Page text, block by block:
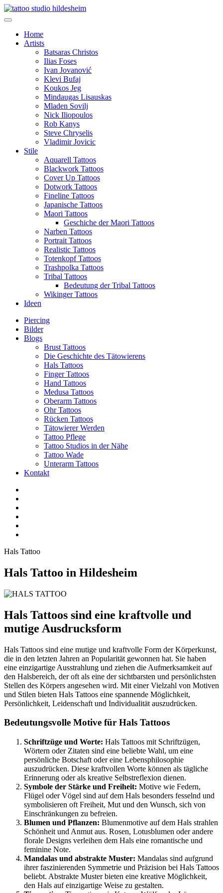
Home
Artists
Batsaras Christos
Ilias Foses
Ivan Jovanović
Klevi Bufaj
Koukos Jeg
Mindaugas Lisauskas
Mladen Sovilj
Nick Iliopoulos
Rob Kanys
Steve Chryselis
Vladimir Jovicic
Stile
Aquarell Tattoos
Blackwork Tattoos
Cover Up Tattoos
Dotwork Tattoos
Fineline Tattoos
Japanische Tattoos
Maori Tattoos
Geschiche der Maori Tattoos
Narben Tattoos
Portrait Tattoos
Realistic Tattoos
Totenkopf Tattoos
Trashpolka Tattoos
Tribal Tattoos
Bedeutung der Tribal Tattoos
Wikinger Tattoos
Ideen
Piercing
Bilder
Blogs
Brust Tattoos
Die Geschichte des Tätowierens
Hals Tattoos
Finger Tattoos
Hand Tattoos
Medusa Tattoos
Oberarm Tattoos
Ohr Tattoos
Rücken Tattoos
Tätowierer Werden
Tattoo Pflege
Tattoo Studios in der Nähe
Tattoo Wade
Unterarm Tattoos
Kontakt
Hals Tattoo
Hals Tattoo in Hildesheim
Hals Tattoos sind eine kraftvolle und
mutige Ausdrucksform
Hals Tattoos sind eine mutige und kraftvolle Form der Körperkunst,
die in den letzten Jahren an Popularität gewonnen hat. Sie haben
eine einzigartige Ausstrahlung und ziehen die Aufmerksamkeit auf
den Halsbereich, der oft als eine der sichtbarsten und persönlichsten
Stellen des Körpers angesehen wird. Mit einer Vielzahl von Motiven
und Stilen bieten Hals Tattoos eine spannende Möglichkeit,
Persönlichkeit, Leidenschaft und Individualität auszudrücken.
Bedeutungsvolle Motive für Hals Tattoos
Schriftzüge und Worte: Hals Tattoos mit Schriftzügen,
Wörtern oder Zitaten sind eine beliebte Wahl, um eine
persönliche Botschaft oder eine Lebensphilosophie
auszudrücken. Diese kraftvollen Worte können als tägliche
Erinnerung oder als kreative Selbstreflexion dienen.
Symbole der Stärke und Freiheit: Motive wie Federn,
Flügel oder Vögel sind auf dem Hals besonders fesselnd und
symbolisieren oft Freiheit, Mut und den Wunsch, sich von
Einschränkungen zu befreien.
Blumen und Pflanzen: Blumenmotive auf dem Hals strahlen
Schönheit und Anmut aus. Rosen, Lotusblumen oder andere
florale Designs verleihen dem Hals eine romantische und
feminine Note.
Mandalas und abstrakte Muster: Mandalas sind aufgrund
ihrer faszinierenden Symmetrie und Präzision bei Hals Tattoos
beliebt. Abstrakte Muster bieten eine kreative Möglichkeit,
den Hals auf einzigartige Weise zu gestalten.